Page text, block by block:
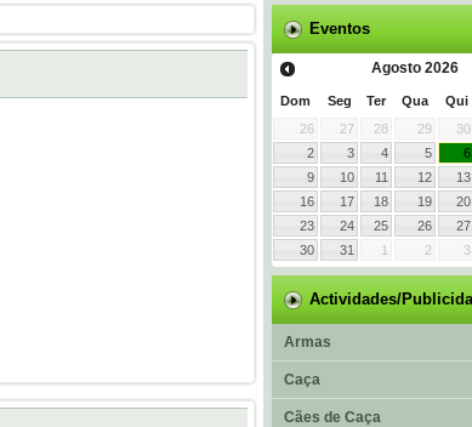
Eventos
Agosto 2026
Dom Seg Ter Qua Qui
26
27 28 29 30
2
3 4 5 6
9
10 11 12 13
16
17 18 19 20
23
24 25 26 27
30
31 1 2 3
Actividades/
Armas
Caça
Cães de Caça